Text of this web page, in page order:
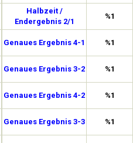
Halbzeit /
Endergebnis 2/1
%1
Genaues Ergebnis 4-1 %1
Genaues Ergebnis 3-2 %1
Genaues Ergebnis 4-2 %1
Genaues Ergebnis 3-3 %1